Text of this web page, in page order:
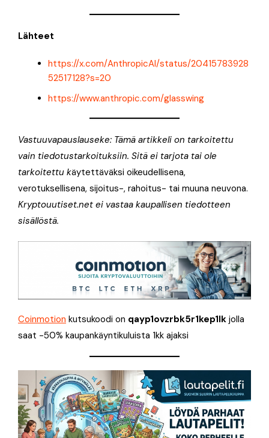
Lähteet
https://x.com/AnthropicAI/status/20415783928
52517128?s=20
https://www.anthropic.com/glasswing
Vastuuvapauslauseke: Tämä artikkeli on tarkoitettu
vain tiedotustarkoituksiin. Sitä ei tarjota tai ole
tarkoitettu käytettäväksi oikeudellisena,
verotuksellisena, sijoitus-, rahoitus- tai muuna neuvona.
Kryptouutiset.net ei vastaa kaupallisen tiedotteen
sisällöstä.
Coinmotion kutsukoodi on qayp1ovzrbk5r1kep1lk jolla
saat -50% kaupankäyntikuluista 1kk ajaksi